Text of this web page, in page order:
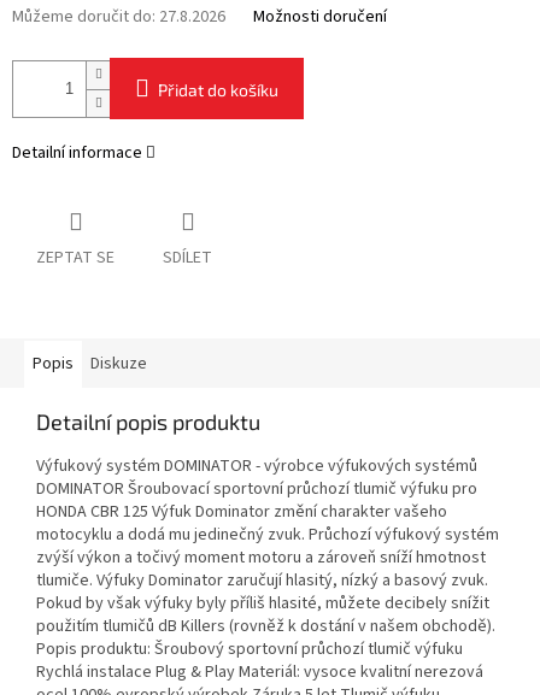
Můžeme doručit do: 27.8.2026 Možnosti doručení
Přidat do košíku
Detailní informace
ZEPTAT SE SDÍLET
Popis Diskuze
Detailní popis produktu
Výfukový systém DOMINATOR - výrobce výfukových systémů
DOMINATOR Šroubovací sportovní průchozí tlumič výfuku pro
HONDA CBR 125 Výfuk Dominator změní charakter vašeho
motocyklu a dodá mu jedinečný zvuk. Průchozí výfukový systém
zvýší výkon a točivý moment motoru a zároveň sníží hmotnost
tlumiče. Výfuky Dominator zaručují hlasitý, nízký a basový zvuk.
Pokud by však výfuky byly příliš hlasité, můžete decibely snížit
použitím tlumičů dB Killers (rovněž k dostání v našem obchodě).
Popis produktu: Šroubový sportovní průchozí tlumič výfuku
Rychlá instalace Plug & Play Materiál: vysoce kvalitní nerezová